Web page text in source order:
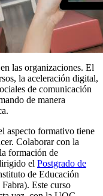
las organizaciones. El
la aceleración digital,
de comunicación
de manera
aspecto formativo tiene
Colaborar con la
formación de
el Postgrado de
de Educación
Este curso